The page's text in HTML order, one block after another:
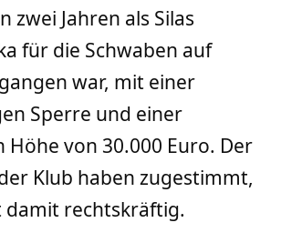
zwei Jahren als Silas
für die Schwaben auf
war, mit einer
Sperre und einer
Höhe von 30.000 Euro. Der
Klub haben zugestimmt,
damit rechtskräftig.